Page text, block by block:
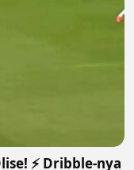
⚡️ Dribble-nya